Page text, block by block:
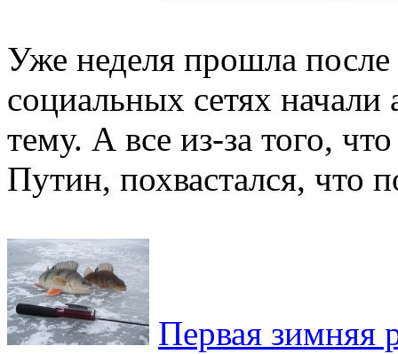
Уже неделя прошла после
социальных сетях
тему. А все из-за того,
Путин, похвастался, что
Первая зимняя